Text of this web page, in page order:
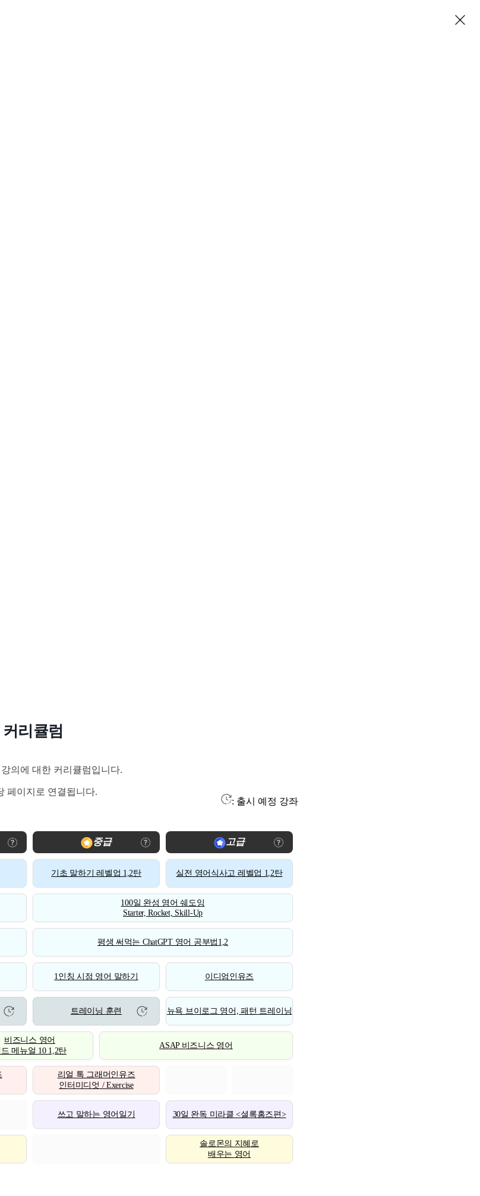
리큘럼
의에 대한 커리큘럼입니다.
페이지로 연결됩니다.
: 출시 예정 강좌
중급 고급
기초 말하기 레벨업 1,2탄 실전 영어식사고 레벨업 1,2탄
100일 완성 영어 쉐도잉
Starter, Rocket, Skill-Up
평생 써먹는 ChatGPT 영어 공부법1,2
1인칭 시점 영어 말하기 이디엄인유즈
트레이닝 훈련 뉴욕 브이로그 영어, 패턴 트레이닝
비즈니스 영어
메뉴얼 10 1,2탄
ASAP 비즈니스 영어
리얼 톡 그래머인유즈
인터미디엇 / Exercise
쓰고 말하는 영어일기 30일 완독 미라클 <셜록홈즈편>
솔로몬의 지혜로
배우는 영어